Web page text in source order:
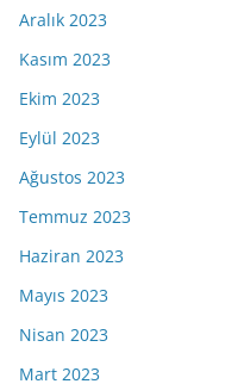
Aralık 2023
Kasım 2023
Ekim 2023
Eylül 2023
Ağustos 2023
Temmuz 2023
Haziran 2023
Mayıs 2023
Nisan 2023
Mart 2023